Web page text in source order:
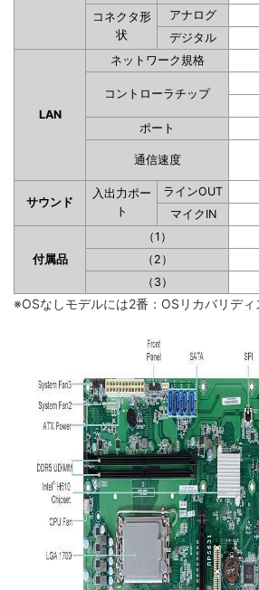
コネクタ形
状
アナログ
デジタル
LAN
ネットワーク規格
コントローラチップ
ポート
通信速度
サウンド
入出力ポー
ト
ラインOUT
マイクIN
付属品
（1）
（2）
（3）
※OSなしモデルには2番：OSリカバリディ